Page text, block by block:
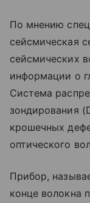
По мнению
сейсмическая
сейсмических
информации о
Система
зондирования
крошечных
оптического
Прибор,
конце волокна